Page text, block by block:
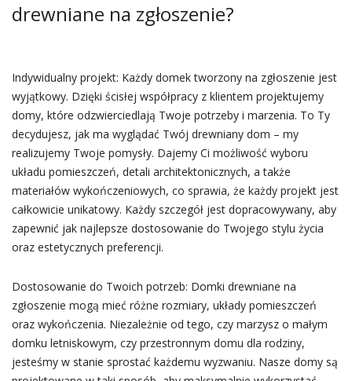
drewniane na zgłoszenie?
Indywidualny projekt: Każdy domek tworzony na zgłoszenie jest
wyjątkowy. Dzięki ścisłej współpracy z klientem projektujemy
domy, które odzwierciedlają Twoje potrzeby i marzenia. To Ty
decydujesz, jak ma wyglądać Twój drewniany dom – my
realizujemy Twoje pomysły. Dajemy Ci możliwość wyboru
układu pomieszczeń, detali architektonicznych, a także
materiałów wykończeniowych, co sprawia, że każdy projekt jest
całkowicie unikatowy. Każdy szczegół jest dopracowywany, aby
zapewnić jak najlepsze dostosowanie do Twojego stylu życia
oraz estetycznych preferencji.
Dostosowanie do Twoich potrzeb: Domki drewniane na
zgłoszenie mogą mieć różne rozmiary, układy pomieszczeń
oraz wykończenia. Niezależnie od tego, czy marzysz o małym
domku letniskowym, czy przestronnym domu dla rodziny,
jesteśmy w stanie sprostać każdemu wyzwaniu. Nasze domy są